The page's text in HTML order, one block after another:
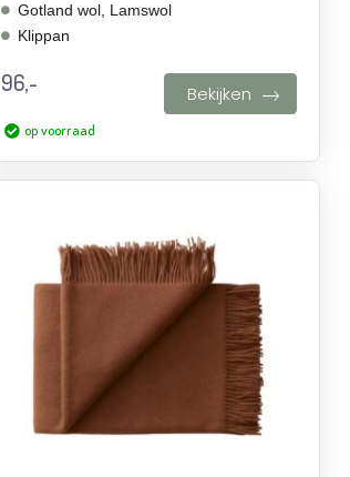
Gotland wol, Lamswol
Klippan
96,- Bekijken
op voorraad
toevoegen